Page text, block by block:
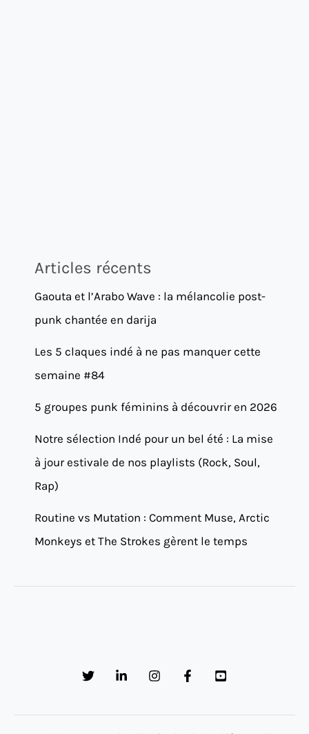
Articles récents
Gaouta et l’Arabo Wave : la mélancolie post-
punk chantée en darija
Les 5 claques indé à ne pas manquer cette
semaine #84
5 groupes punk féminins à découvrir en 2026
Notre sélection Indé pour un bel été : La mise
à jour estivale de nos playlists (Rock, Soul,
Rap)
Routine vs Mutation : Comment Muse, Arctic
Monkeys et The Strokes gèrent le temps